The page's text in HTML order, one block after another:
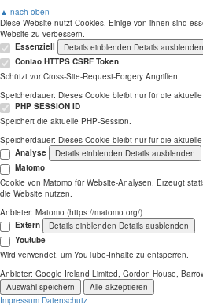
▲ nach oben
Diese Website nutzt Cookies. Einige von ihnen sind
Website zu verbessern.
Essenziell
Details einblenden Details ausblenden
Contao HTTPS CSRF Token
Schützt vor Cross-Site-Request-Forgery Angriffen.
Speicherdauer: Dieses Cookie bleibt nur für die
PHP SESSION ID
Speichert die aktuelle PHP-Session.
Speicherdauer: Dieses Cookie bleibt nur für die
Analyse
Details einblenden Details ausblenden
Matomo
Cookie von Matomo für Website-Analysen. Erzeugt
die Website nutzen.
Anbieter: Matomo (https://matomo.org/)
Extern
Details einblenden Details ausblenden
Youtube
Wird verwendet, um YouTube-Inhalte zu entsperren.
Anbieter: Google Ireland Limited, Gordon House,
Auswahl speichern
Alle akzeptieren
Impressum Datenschutz